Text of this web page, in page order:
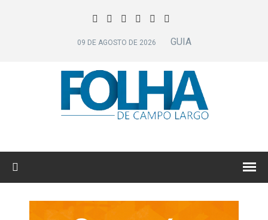
09 DE AGOSTO DE 2026 GUIA